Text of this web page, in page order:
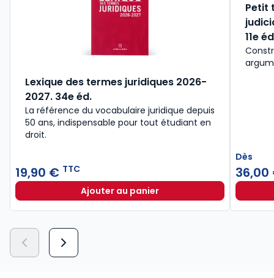
Lexique des termes juridiques 2026-
2027. 34e éd.
La référence du vocabulaire juridique depuis
50 ans, indispensable pour tout étudiant en
droit.​
19,90 € TTC
Ajouter au panierLexique des termes juridiques
Petit
11e
Dès